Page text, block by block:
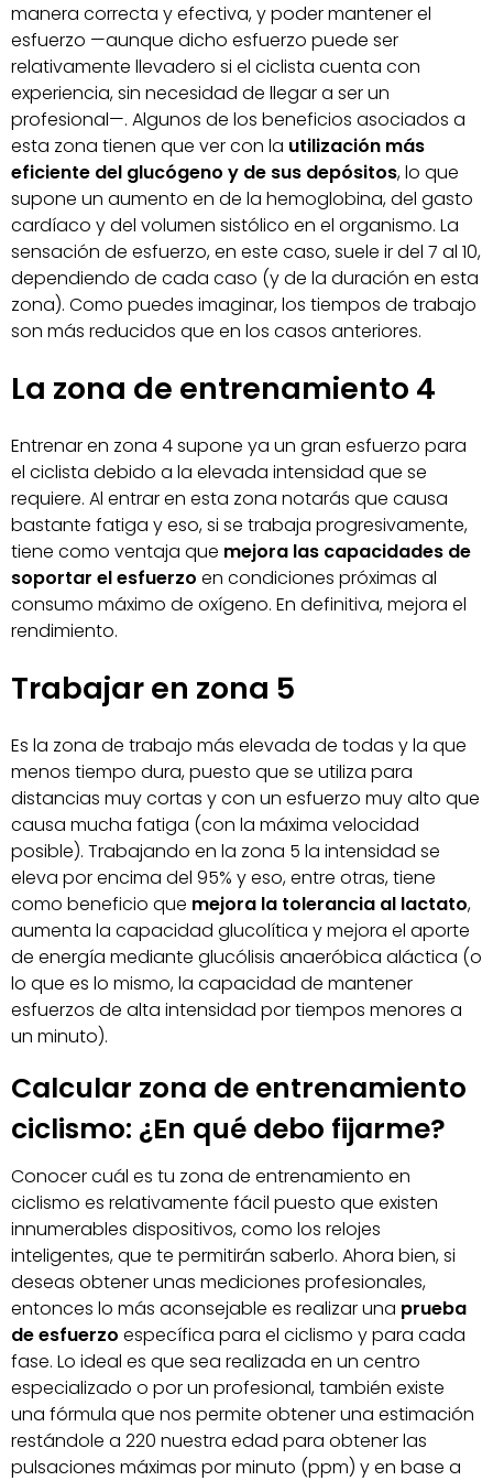
manera correcta y efectiva, y poder mantener el
esfuerzo —aunque dicho esfuerzo puede ser
relativamente llevadero si el ciclista cuenta con
experiencia, sin necesidad de llegar a ser un
profesional—. Algunos de los beneficios asociados a
esta zona tienen que ver con la utilización más
eficiente del glucógeno y de sus depósitos, lo que
supone un aumento en de la hemoglobina, del gasto
cardíaco y del volumen sistólico en el organismo. La
sensación de esfuerzo, en este caso, suele ir del 7 al 10,
dependiendo de cada caso (y de la duración en esta
zona). Como puedes imaginar, los tiempos de trabajo
son más reducidos que en los casos anteriores.
La zona de entrenamiento 4
Entrenar en zona 4 supone ya un gran esfuerzo para
el ciclista debido a la elevada intensidad que se
requiere. Al entrar en esta zona notarás que causa
bastante fatiga y eso, si se trabaja progresivamente,
tiene como ventaja que mejora las capacidades de
soportar el esfuerzo en condiciones próximas al
consumo máximo de oxígeno. En definitiva, mejora el
rendimiento.
Trabajar en zona 5
Es la zona de trabajo más elevada de todas y la que
menos tiempo dura, puesto que se utiliza para
distancias muy cortas y con un esfuerzo muy alto que
causa mucha fatiga (con la máxima velocidad
posible). Trabajando en la zona 5 la intensidad se
eleva por encima del 95% y eso, entre otras, tiene
como beneficio que mejora la tolerancia al lactato,
aumenta la capacidad glucolítica y mejora el aporte
de energía mediante glucólisis anaeróbica aláctica (o
lo que es lo mismo, la capacidad de mantener
esfuerzos de alta intensidad por tiempos menores a
un minuto).
Calcular zona de entrenamiento
ciclismo: ¿En qué debo fijarme?
Conocer cuál es tu zona de entrenamiento en
ciclismo es relativamente fácil puesto que existen
innumerables dispositivos, como los relojes
inteligentes, que te permitirán saberlo. Ahora bien, si
deseas obtener unas mediciones profesionales,
entonces lo más aconsejable es realizar una prueba
de esfuerzo específica para el ciclismo y para cada
fase. Lo ideal es que sea realizada en un centro
especializado o por un profesional, también existe
una fórmula que nos permite obtener una estimación
restándole a 220 nuestra edad para obtener las
pulsaciones máximas por minuto (ppm) y en base a